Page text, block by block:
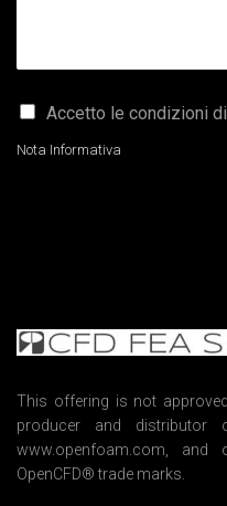
G
P
e
n
*
Accetto le condizioni
Nota Informativa
This offering is not
producer and distributor
www.openfoam.com, and
OpenCFD® trade marks.